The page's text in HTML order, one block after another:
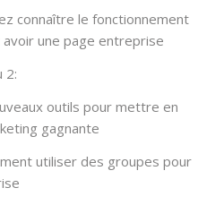
connaître le fonctionnement
une page entreprise
2:
outils pour mettre en
gagnante
utiliser des groupes pour